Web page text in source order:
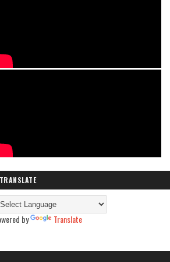
by Translate